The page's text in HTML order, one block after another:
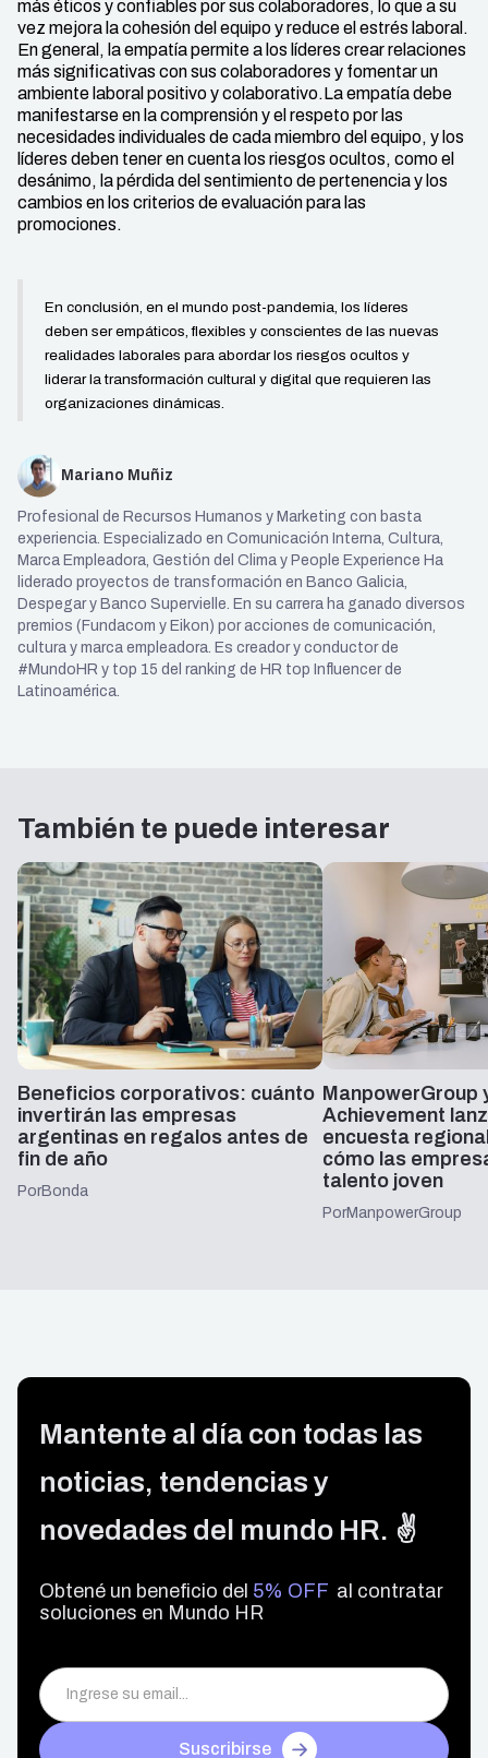
más éticos y confiables por sus colaboradores, lo que a su
vez mejora la cohesión del equipo y reduce el estrés laboral.
En general, la empatía permite a los líderes crear relaciones
más significativas con sus colaboradores y fomentar un
ambiente laboral positivo y colaborativo.La empatía debe
manifestarse en la comprensión y el respeto por las
necesidades individuales de cada miembro del equipo, y los
líderes deben tener en cuenta los riesgos ocultos, como el
desánimo, la pérdida del sentimiento de pertenencia y los
cambios en los criterios de evaluación para las
promociones.
En conclusión, en el mundo post-pandemia, los líderes
deben ser empáticos, flexibles y conscientes de las nuevas
realidades laborales para abordar los riesgos ocultos y
liderar la transformación cultural y digital que requieren las
organizaciones dinámicas.
Mariano Muñiz
Profesional de Recursos Humanos y Marketing con basta
experiencia. Especializado en Comunicación Interna, Cultura,
Marca Empleadora, Gestión del Clima y People Experience Ha
liderado proyectos de transformación en Banco Galicia,
Despegar y Banco Supervielle. En su carrera ha ganado diversos
premios (Fundacom y Eikon) por acciones de comunicación,
cultura y marca empleadora. Es creador y conductor de
#MundoHR y top 15 del ranking de HR top Influencer de
Latinoamérica.
También te puede interesar
Beneficios corporativos: cuánto
invertirán las empresas
argentinas en regalos antes de
fin de año
PorBonda
ManpowerGroup
Achievement
encuesta
cómo las
talento joven
PorManpowerGroup
Mantente al día con todas las
noticias, tendencias y
novedades del mundo HR. ✌️
Obtené un beneficio del 5% OFF al contratar
soluciones en Mundo HR
Suscribirse